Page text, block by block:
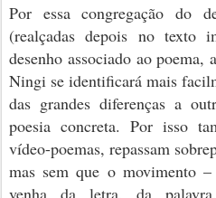
Por essa congregação do
(realçadas depois no texto
desenho associado ao
Ningi se identificará mais
das grandes diferenças a
poesia concreta. Por isso
vídeo-poemas, repassam
mas sem que o movimento
venha da letra, da